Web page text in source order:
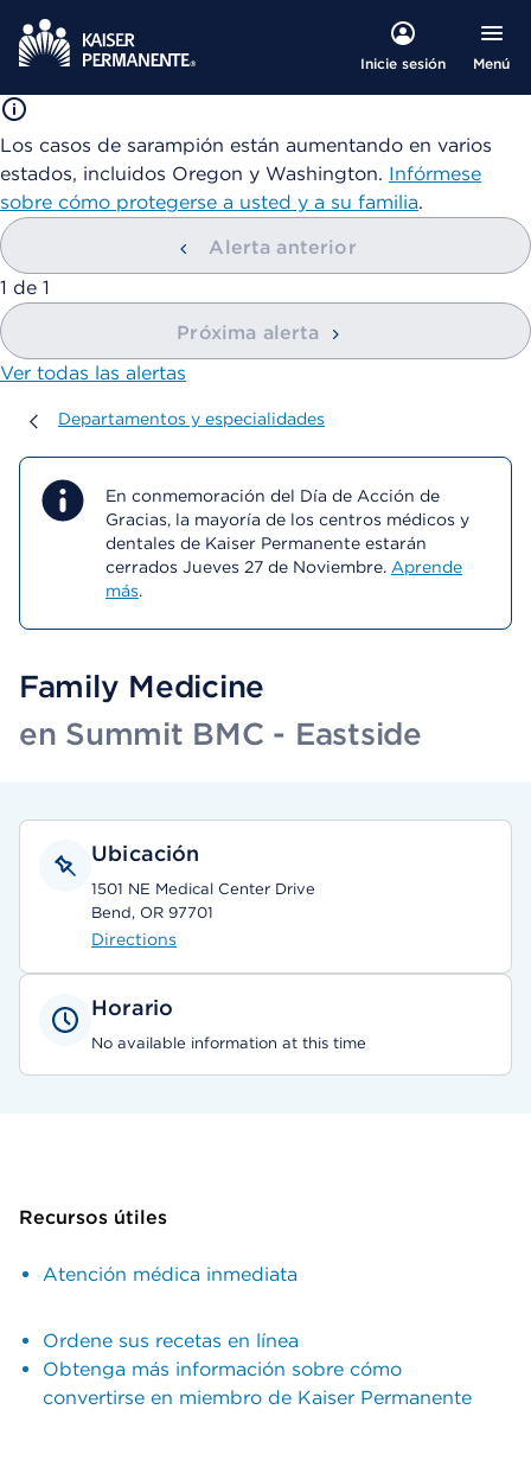
Inicie sesión Menú
Los casos de sarampión están aumentando en varios
estados, incluidos Oregon y Washington. Infórmese
sobre cómo protegerse a usted y a su familia.
Alerta anterior
mostrando
1 de 1
Próxima alerta
Ver todas las alertas
Departamentos y especialidades
Departamentos y especialidades
En conmemoración del Día de Acción de
Gracias, la mayoría de los centros médicos y
dentales de Kaiser Permanente estarán
cerrados Jueves 27 de Noviembre. Aprende
más.
Family Medicine
en Summit BMC - Eastside
Ubicación
1501 NE Medical Center Drive
Bend, OR 97701
Directions
Horario
No available information at this time
Recursos útiles
Atención médica inmediata
Ordene sus recetas en línea
Obtenga más información sobre cómo
convertirse en miembro de Kaiser Permanente